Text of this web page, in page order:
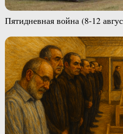
Пятидневная война (8-12